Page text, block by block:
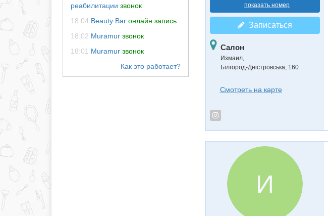
реабилитации звонок
18:04 Beauty Bar онлайн запись
18:02 Muramur звонок
18:01 Muramur звонок
показать номер
Записаться
Салон
Измаил,
Білгород-Дністровська, 160
Смотреть на карте
И